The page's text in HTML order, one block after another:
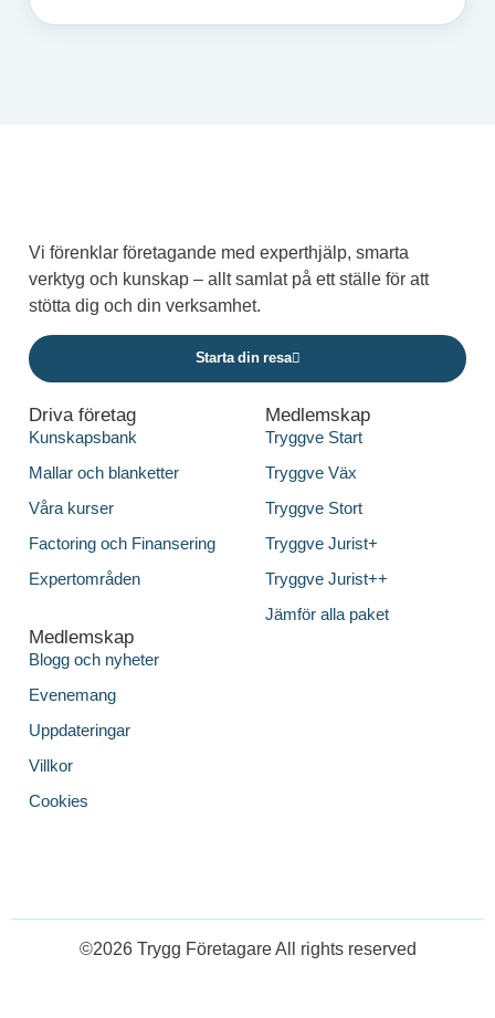
Vi förenklar företagande med experthjälp, smarta
verktyg och kunskap – allt samlat på ett ställe för att
stötta dig och din verksamhet.
Starta din resa
Driva företag
Kunskapsbank
Mallar och blanketter
Våra kurser
Factoring och Finansering
Expertområden
Medlemskap
Tryggve Start
Tryggve Väx
Tryggve Stort
Tryggve Jurist+
Tryggve Jurist++
Jämför alla paket
Medlemskap
Blogg och nyheter
Evenemang
Uppdateringar
Villkor
Cookies
©2026 Trygg Företagare All rights reserved